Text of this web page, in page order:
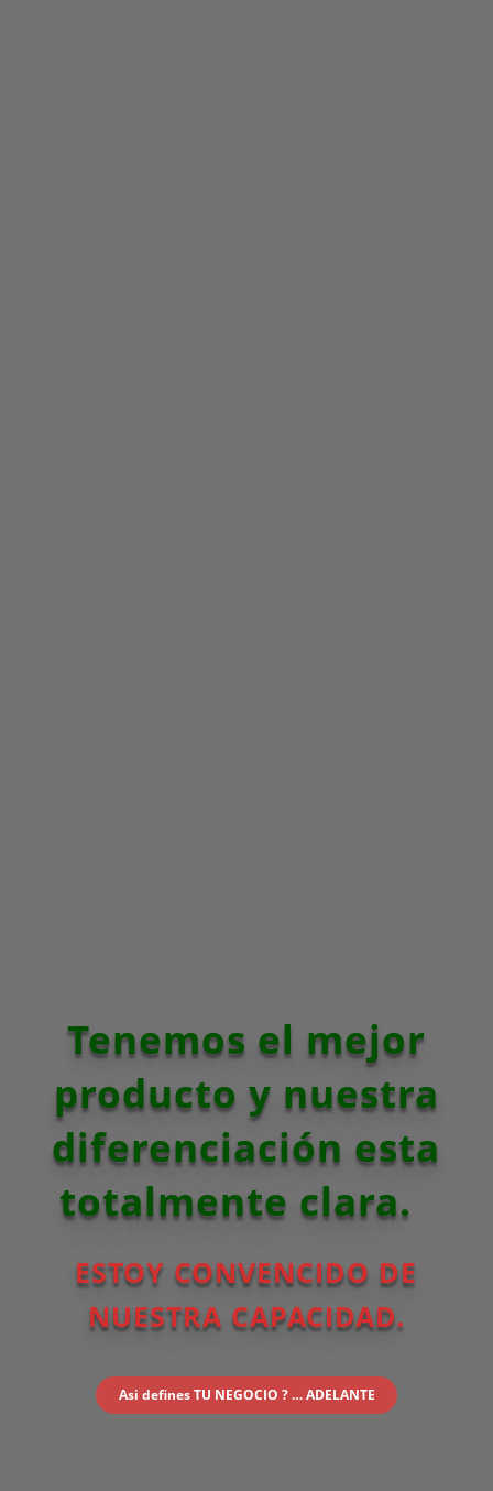
Tenemos el mejor
producto y nuestra
diferenciación esta
totalmente clara.
ESTOY CONVENCIDO DE
NUESTRA CAPACIDAD.
Asi defines TU NEGOCIO ? … ADELANTE